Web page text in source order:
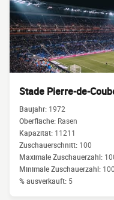
Stade Pierre-de-
Baujahr: 1972
Oberfläche: Rasen
Kapazität: 11211
Zuschauerschnitt: 100
Maximale Zuschauerzahl:
Minimale Zuschauerzahl: 100
% ausverkauft: 5